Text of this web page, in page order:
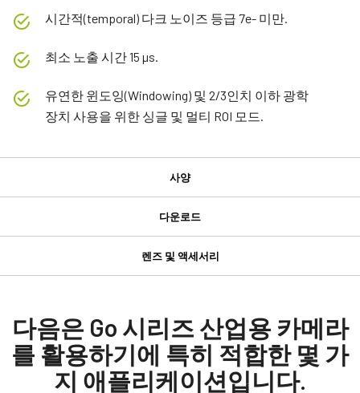
시간적(temporal) 다크 노이즈 등급 7e- 미만.
최소 노출 시간 15 µs.
유연한 윈도잉(Windowing) 및 2/3인치 이하 광학
장치 사용을 위한 싱글 및 멀티 ROI 모드.
사양
타입
Area Scan
컬러 / 모노
다운로드
Datasheet - GO-2400-PMCL-1
Manual - GO-2400-PMCL-1
렌즈 및 액세서리
JAI의 컴팩트 C-마운트 렌즈는 JAI 머신 비전 카메라에 탑재된 최
첨단 센서와 결합할 때 탁월한 성능과 가격 대비 효율성을 제공합
니다.
다음은 Go 시리즈 산업용 카메라
를 활용하기에 특히 적합한 몇 가
지 애플리케이션입니다.